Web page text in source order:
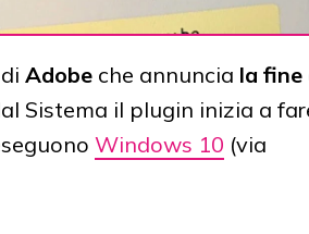
Adobe che annuncia la fine
Sistema il plugin inizia a
Windows 10 (via